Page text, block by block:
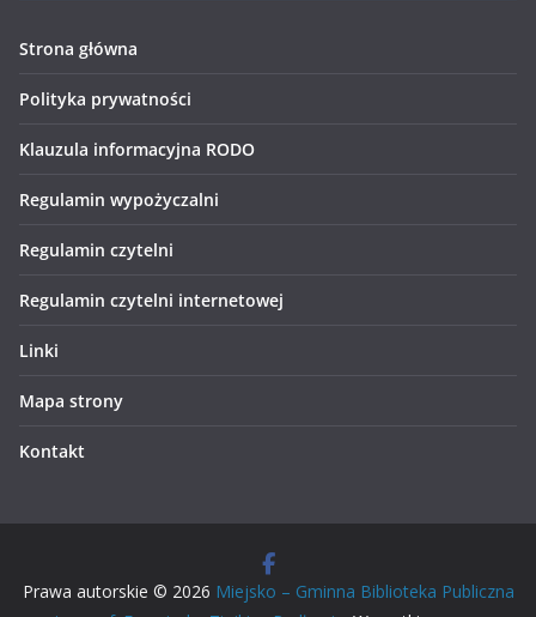
Strona główna
Polityka prywatności
Klauzula informacyjna RODO
Regulamin wypożyczalni
Regulamin czytelni
Regulamin czytelni internetowej
Linki
Mapa strony
Kontakt
Prawa autorskie © 2026 Miejsko – Gminna Biblioteka Publiczna